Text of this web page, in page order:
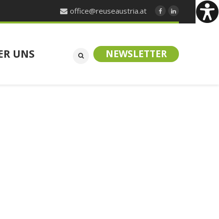
office@reuseaustria.at
UNS NEWSLETTER